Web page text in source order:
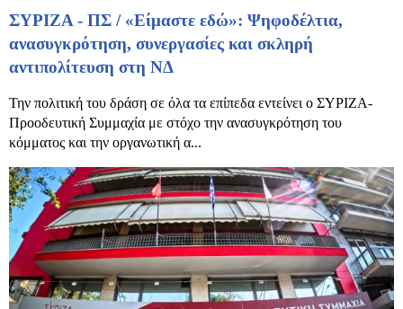
ΣΥΡΙΖΑ - ΠΣ / «Είμαστε εδώ»: Ψηφοδέλτια,
ανασυγκρότηση, συνεργασίες και σκληρή
αντιπολίτευση στη ΝΔ
Την πολιτική του δράση σε όλα τα επίπεδα εντείνει ο ΣΥΡΙΖΑ-
Προοδευτική Συμμαχία με στόχο την ανασυγκρότηση του
κόμματος και την οργανωτική α...